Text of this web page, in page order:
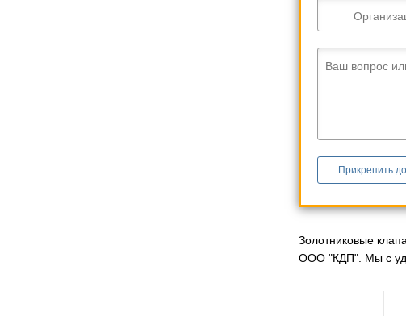
Ваш вопрос
Прикрепить
Золотниковые
ООО "КДП". Мы с